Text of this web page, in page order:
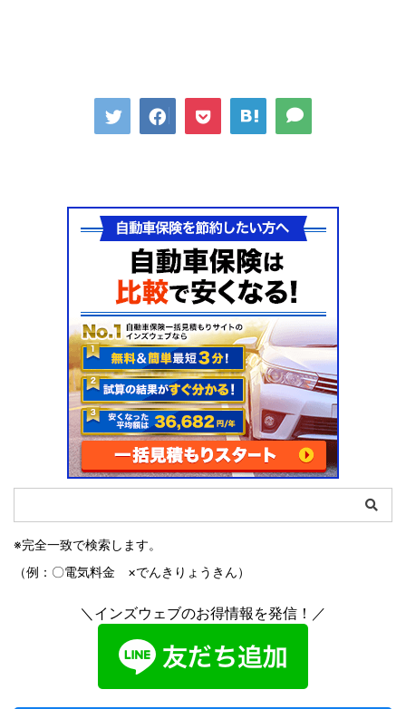
※完全一致で検索します。
（例：〇電気料金 ×でんきりょうきん）
＼インズウェブのお得情報を発信！／